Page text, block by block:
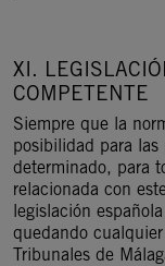
XI.
COMPETENTE
Siempre que la
posibilidad para las
determinado, para
relacionada con
legislación
quedando
Tribunales de